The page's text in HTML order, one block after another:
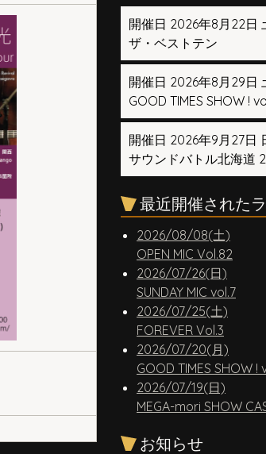
開催日 2026年8月22日
ザ・ベストテン
開催日 2026年8月29日
GOOD TIMES SHOW !
開催日 2026年9月27日
サウンドバトル北海道
最近開催された
2026/08/08(土)
OPEN MIC Vol.82
2026/07/26(日)
SUNDAY MIC vol.7
2026/07/25(土)
FOREVER Vol.3
2026/07/20(月)
GOOD TIMES SHOW !
2026/07/19(日)
MEGA-mori SHOW
お知らせ